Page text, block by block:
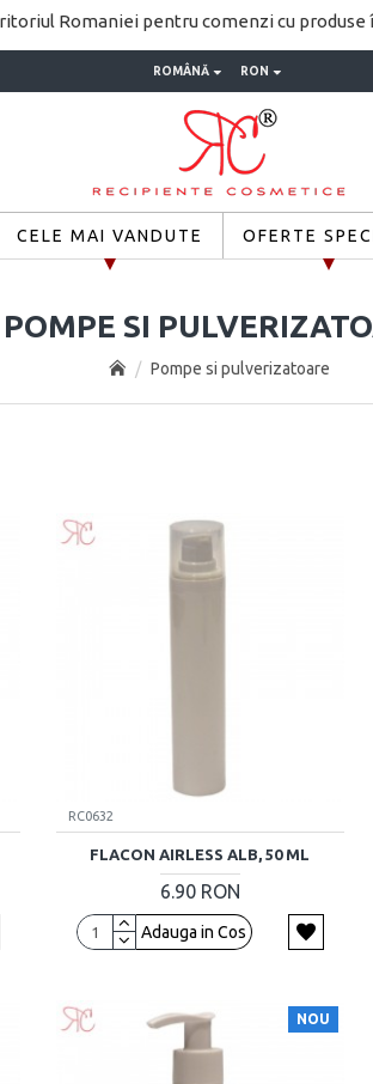
Romaniei pentru comenzi cu produse
ROMÂNĂ RON
CELE MAI VANDUTE OFERTE
Pompe si pulverizatoare
POMPE SI
RC0632
FLACON AIRLESS ALB, 50 ML
6.90 RON
Adauga in Cos
NOU